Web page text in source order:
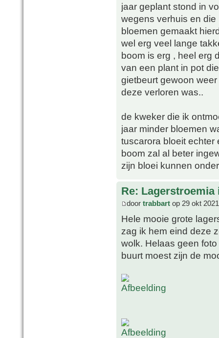
jaar geplant stond in
wegens verhuis en
bloemen gemaakt
wel erg veel lange
boom is erg , heel erg
van een plant in pot
gietbeurt gewoon
deze verloren was..
de kweker die ik
jaar minder bloemen
tuscarora bloeit echter
boom zal al beter
zijn bloei kunnen
Re:
door trabbart op 29 okt
Hele mooie grote
zag ik hem eind deze
wolk. Helaas geen
buurt moest zijn de